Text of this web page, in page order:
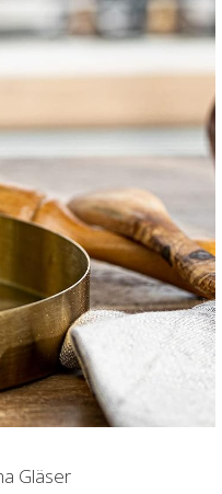
Gläser